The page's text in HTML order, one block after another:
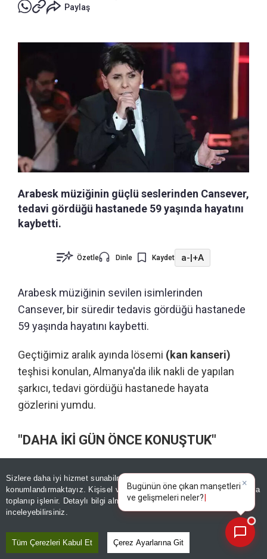
Sizlere daha iyi hizmet sunabilmek adına sitemizde
konumlandırmaktayız. Kişisel verileriniz, KVKK ve GDPR kapsamında
toplanıp işlenir. Detaylı bilgi almak içinAydınlatma Metnimizi
inceleyebilirsiniz.
Tüm Çerezleri Kabul Et Çerez Ayarlarına Git
Paylaş
Arabesk müziğinin güçlü seslerinden Cansever,
tedavi gördüğü hastanede 59 yaşında hayatını
kaybetti.
Özetle Dinle Kaydet a-|+A
Arabesk müziğinin sevilen isimlerinden
Cansever, bir süredir tedavis gördüğü hastanede
59 yaşında hayatını kaybetti.
Geçtiğimiz aralık ayında lösemi (kan kanseri)
teşhisi konulan, Almanya'da ilik nakli de yapılan
şarkıcı, tedavi gördüğü hastanede hayata
gözlerini yumdu.
"DAHA İKİ GÜN ÖNCE KONUŞTUK"
Cansever’in vefat haberini sosyal medya
üzerinden paylaşan Mehtap,“Cansever ablam
rahmetli oldu, daha iki gün önce konuştuk”
Gazeteci Burak Doğan da sosyal medya
×
Bugünün öne çıkan manşetleri
ve gelişmeleri neler?